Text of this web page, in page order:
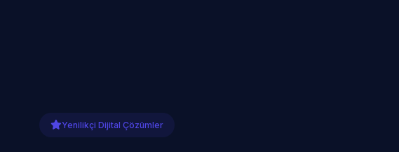
Yenilikçi Dijital Çözümler